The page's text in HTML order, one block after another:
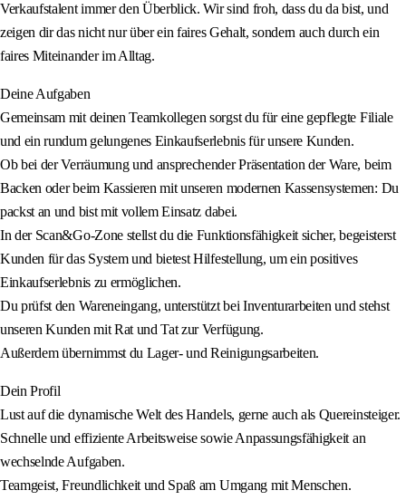
Verkaufstalent immer den Überblick. Wir sind froh, dass du da bist, und
zeigen dir das nicht nur über ein faires Gehalt, sondern auch durch ein
faires Miteinander im Alltag.
Deine Aufgaben
Gemeinsam mit deinen Teamkollegen sorgst du für eine gepflegte Filiale
und ein rundum gelungenes Einkaufserlebnis für unsere Kunden.
Ob bei der Verräumung und ansprechender Präsentation der Ware, beim
Backen oder beim Kassieren mit unseren modernen Kassensystemen: Du
packst an und bist mit vollem Einsatz dabei.
In der Scan&Go-Zone stellst du die Funktionsfähigkeit sicher, begeisterst
Kunden für das System und bietest Hilfestellung, um ein positives
Einkaufserlebnis zu ermöglichen.
Du prüfst den Wareneingang, unterstützt bei Inventurarbeiten und stehst
unseren Kunden mit Rat und Tat zur Verfügung.
Außerdem übernimmst du Lager- und Reinigungsarbeiten.
Dein Profil
Lust auf die dynamische Welt des Handels, gerne auch als Quereinsteiger.
Schnelle und effiziente Arbeitsweise sowie Anpassungsfähigkeit an
wechselnde Aufgaben.
Teamgeist, Freundlichkeit und Spaß am Umgang mit Menschen.